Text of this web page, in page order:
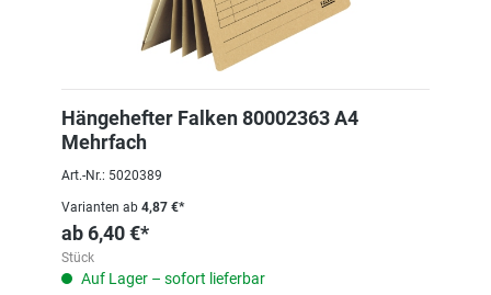
Hängehefter Falken 80002363 A4
Mehrfach
Art.-Nr.: 5020389
Varianten ab 4,87 €*
ab6,40 €*
Stück
Auf Lager – sofort lieferbar